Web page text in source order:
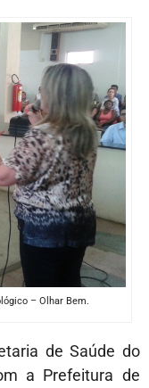
– Olhar Bem.
de Saúde do
a Prefeitura de